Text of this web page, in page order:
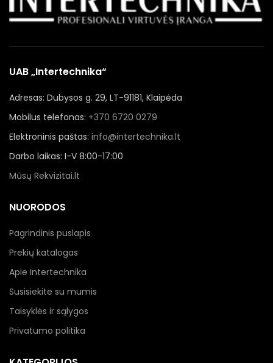
UAB „Intertechnika“
Adresas: Dubysos g. 29, LT-91181, Klaipėda
Mobilus telefonas: +370 6720 0279
Elektroninis paštas: info@intertechnika.lt
Darbo laikas: I-V 8:00-17:00
Mūsų Rekvizitai.lt
NUORODOS
Pagrindinis puslapis
Prekių katalogas
Apie Intertechnika
Susisiekite su mumis
Taisyklės ir sąlygos
Privatumo politika